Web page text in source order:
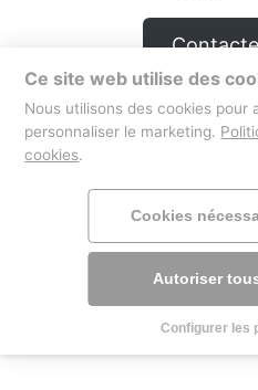
Ce site web utilise des
Nous utilisons des cookies pour
personnaliser le marketing.
cookies.
Cookies
Autoriser
Configurer les